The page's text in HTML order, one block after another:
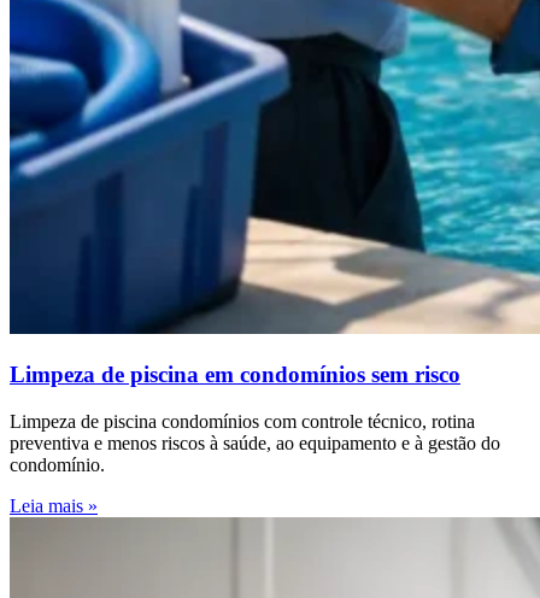
Limpeza de piscina em condomínios sem risco
Limpeza de piscina condomínios com controle técnico, rotina
preventiva e menos riscos à saúde, ao equipamento e à gestão do
condomínio.
Leia mais »